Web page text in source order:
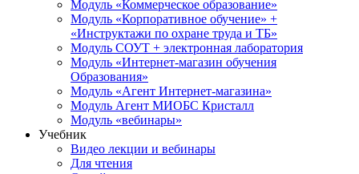
Модуль «Коммерческое образование»
Модуль «Корпоративное обучение» +
«Инструктажи по охране труда и ТБ»
Модуль СОУТ + электронная лаборатория
Модуль «Интернет-магазин обучения
Образования»
Модуль «Агент Интернет-магазина»
Модуль Агент МИОБС Кристалл
Модуль «вебинары»
Учебник
Видео лекции и вебинары
Для чтения